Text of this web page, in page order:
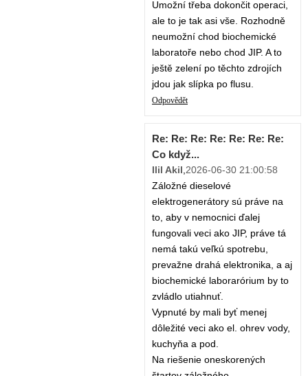
Umožní třeba dokončit operaci,
ale to je tak asi vše. Rozhodně
neumožní chod biochemické
laboratoře nebo chod JIP. A to
ještě zelení po těchto zdrojích
jdou jak slípka po flusu.
Odpovědět
Re: Re: Re: Re: Re: Re: Re:
Co když...
Ilil Akil 2026-06-30 21:00:58
Záložné dieselové
elektrogenerátory sú práve na
to, aby v nemocnici ďalej
fungovali veci ako JIP, práve tá
nemá takú veľkú spotrebu,
prevažne drahá elektronika, a aj
biochemické laborarórium by to
zvládlo utiahnuť.
Vypnuté by mali byť menej
dôležité veci ako el. ohrev vody,
kuchyňa a pod.
Na riešenie oneskorených